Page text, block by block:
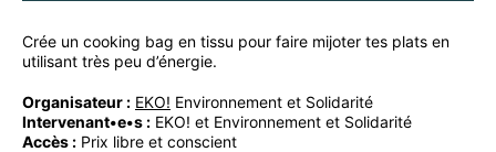
Crée un cooking bag en tissu pour faire mijoter tes plats en
utilisant très peu d’énergie.
Organisateur : EKO! Environnement et Solidarité
Intervenant•e•s : EKO! et Environnement et Solidarité
Accès : Prix libre et conscient